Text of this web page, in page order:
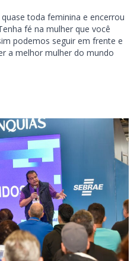
toda feminina e encerrou
fé na mulher que você
podemos seguir em frente e
a melhor mulher do mundo